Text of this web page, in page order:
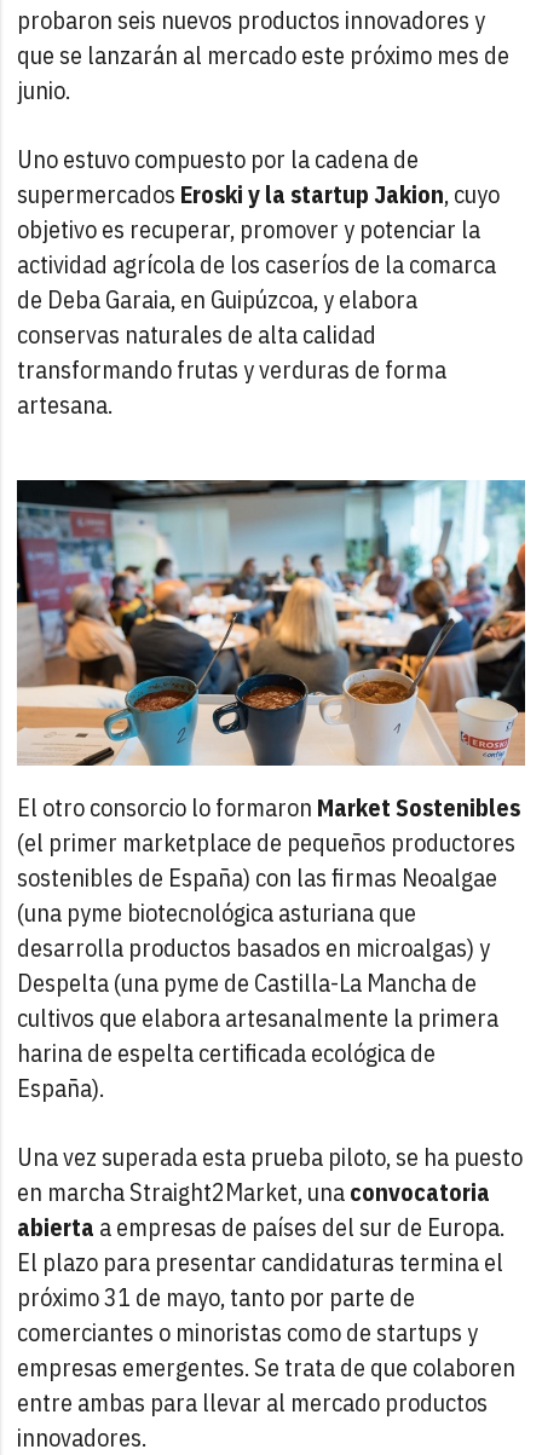
probaron seis nuevos productos innovadores y
que se lanzarán al mercado este próximo mes de
junio.
Uno estuvo compuesto por la cadena de
supermercados Eroski y la startup Jakion, cuyo
objetivo es recuperar, promover y potenciar la
actividad agrícola de los caseríos de la comarca
de Deba Garaia, en Guipúzcoa, y elabora
conservas naturales de alta calidad
transformando frutas y verduras de forma
artesana.
El otro consorcio lo formaron Market Sostenibles
(el primer marketplace de pequeños productores
sostenibles de España) con las firmas Neoalgae
(una pyme biotecnológica asturiana que
desarrolla productos basados en microalgas) y
Despelta (una pyme de Castilla-La Mancha de
cultivos que elabora artesanalmente la primera
harina de espelta certificada ecológica de
España).
Una vez superada esta prueba piloto, se ha puesto
en marcha Straight2Market, unaconvocatoria
abierta a empresas de países del sur de Europa.
El plazo para presentar candidaturas termina el
próximo 31 de mayo, tanto por parte de
comerciantes o minoristas como de startups y
empresas emergentes. Se trata de que colaboren
entre ambas para llevar al mercado productos
innovadores.